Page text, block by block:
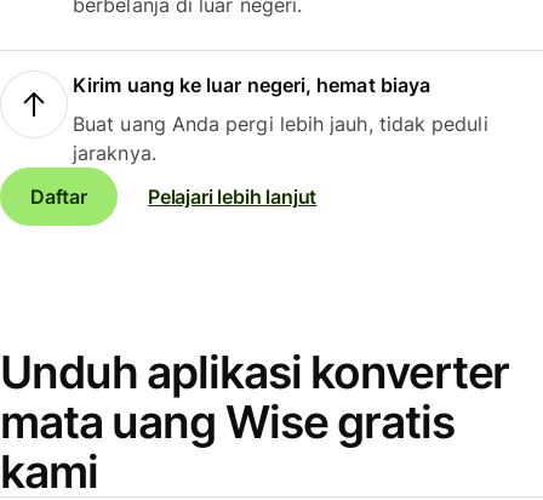
berbelanja di luar negeri.
Kirim uang ke luar negeri, hemat biaya
Buat uang Anda pergi lebih jauh, tidak peduli
jaraknya.
Daftar
Pelajari lebih lanjut
Unduh aplikasi konverter
mata uang Wise gratis
kami